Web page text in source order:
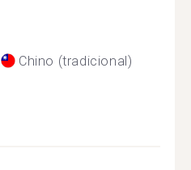
Chino (tradicional)